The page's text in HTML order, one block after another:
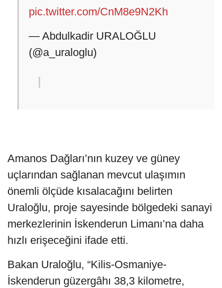
pic.twitter.com/CnM8e9N2Kh
— Abdulkadir URALOĞLU
(@a_uraloglu)
Amanos Dağları’nın kuzey ve güney
uçlarından sağlanan mevcut ulaşımın
önemli ölçüde kısalacağını belirten
Uraloğlu, proje sayesinde bölgedeki sanayi
merkezlerinin İskenderun Limanı’na daha
hızlı erişeceğini ifade etti.
Bakan Uraloğlu, “Kilis-Osmaniye-
İskenderun güzergâhı 38,3 kilometre,